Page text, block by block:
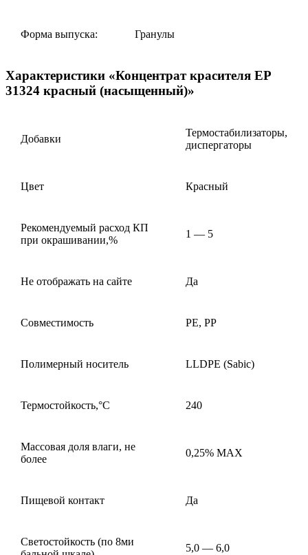
Форма выпуска: Гранулы
Характеристики «Концентрат красителя EP
31324 красный (насыщенный)»
Добавки
Термостабилизаторы,
диспергаторы
Цвет Красный
Рекомендуемый расход КП
при окрашивании,%
1 — 5
Не отображать на сайте Да
Совместимость PE, PP
Полимерный носитель LLDPE (Sabic)
Термостойкость,°С 240
Массовая доля влаги, не
более
0,25% MAX
Пищевой контакт Да
Светостойкость (по 8ми
5,0 — 6,0